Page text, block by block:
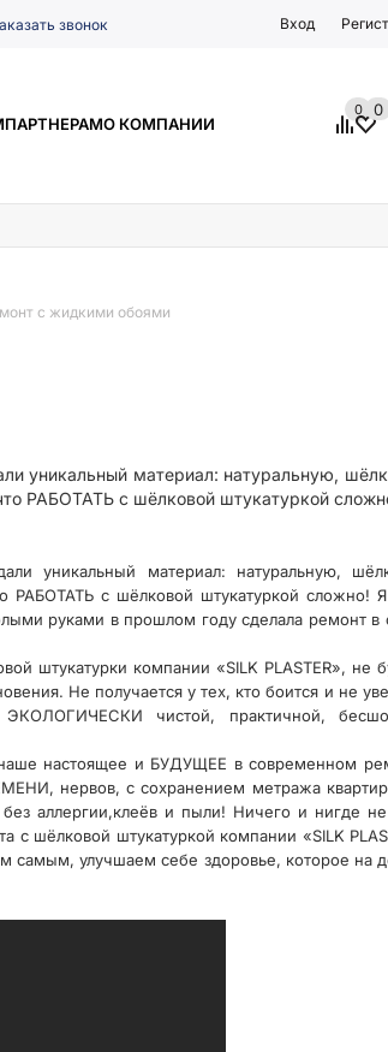
звонок Вход
ПАРТНЕРАМО КОМПАНИИ
0 0
с жидкими обоями
уникальный материал: натуральную,
РАБОТАТЬ с шёлковой штукатуркой
уникальный материал: натуральную,
с шёлковой штукатуркой сложно!
руками в прошлом году сделала ремонт в
штукатурки компании «SILK PLASTER», не
Не получается у тех, кто боится и не
ЭКОЛОГИЧЕСКИ чистой, практичной,
настоящее и БУДУЩЕЕ в современном
нервов, с сохранением метража
аллергии,клеёв и пыли! Ничего и нигде
с шёлковой штукатуркой компании «SILK
улучшаем себе здоровье, которое на